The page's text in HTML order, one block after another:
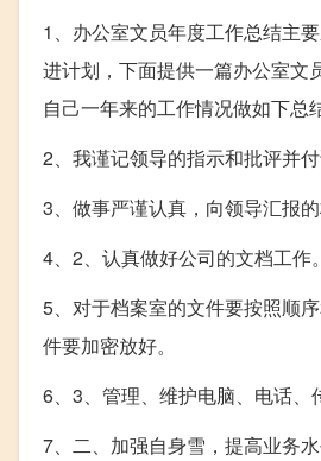
1、办公室文员年度工作总结主
进计划，下面提供一篇办公室文
自己一年来的工作情况做如下总
2、我谨记领导的指示和批评并
3、做事严谨认真，向领导汇报
4、2、认真做好公司的文档工作。
5、对于档案室的文件要按照顺
件要加密放好。
6、3、管理、维护电脑、电话、
7、二、加强自身雪，提高业务